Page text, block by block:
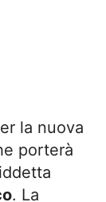
la nuova
porterà
. La